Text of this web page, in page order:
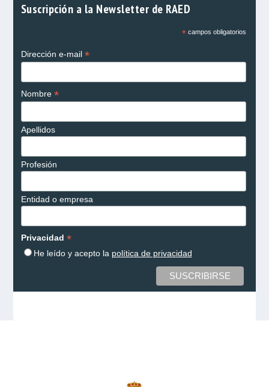
Suscripción a la Newsletter de RAED
*campos obligatorios
Dirección e-mail *
Nombre *
Apellidos
Profesión
Entidad o empresa
Privacidad *
He leído y acepto la política de privacidad